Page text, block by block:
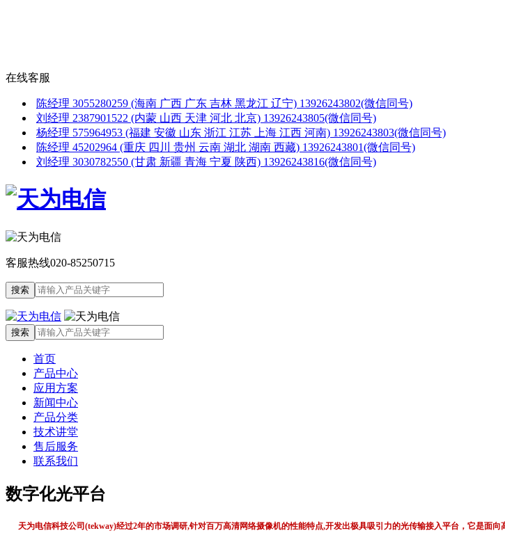
在线客服
陈经理 3055280259 (海南 广西 广东 吉林 黑龙江 辽宁) 13926243802(微信同号)
刘经理 2387901522 (内蒙 山西 天津 河北 北京) 13926243805(微信同号)
杨经理 575964953 (福建 安徽 山东 浙江 江苏 上海 江西 河南) 13926243803(微信同号)
陈经理 45202964 (重庆 四川 贵州 云南 湖北 湖南 西藏) 13926243801(微信同号)
刘经理 3030782550 (甘肃 新疆 青海 宁夏 陕西) 13926243816(微信同号)
客服热线020-85250715
首页
产品中心
应用方案
新闻中心
产品分类
技术讲堂
售后服务
联系我们
数字化光平台
天为电信科技公司(tekway)经过2年的市场调研,针对百万高清网络摄像机的性能特点,开发出极具吸引力的光传输接入平台，它是